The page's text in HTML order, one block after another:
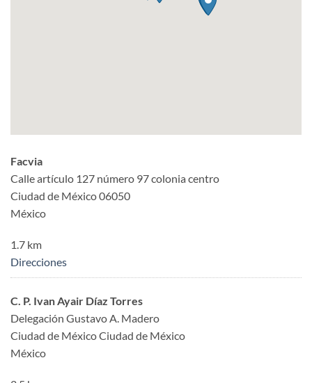
Facvia
Calle artículo 127 número 97 colonia centro
Ciudad de México 06050
México
1.7 km
Direcciones
C. P. Ivan Ayair Díaz Torres
Delegación Gustavo A. Madero
Ciudad de México Ciudad de México
México